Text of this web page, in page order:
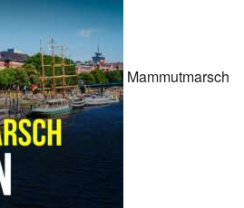
Mammutmarsch